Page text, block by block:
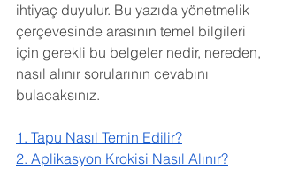
ihtiyaç duyulur. Bu yazıda yönetmelik
çerçevesinde arasının temel bilgileri
için gerekli bu belgeler nedir, nereden,
nasıl alınır sorularının cevabını
bulacaksınız.
1. Tapu Nasıl Temin Edilir?
2. Aplikasyon Krokisi Nasıl Alınır?